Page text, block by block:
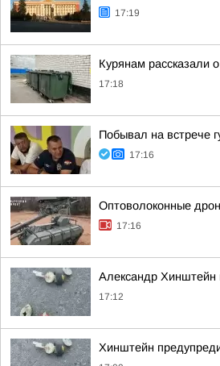
17:19
Курянам рассказали
17:18
Побывал на встрече
17:16
Оптоволоконные
17:16
Александр Хинштейн
17:12
Хинштейн